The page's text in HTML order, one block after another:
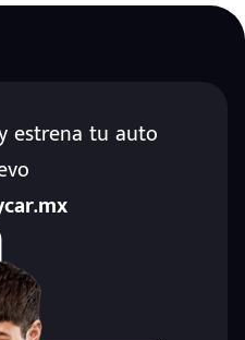
estrena tu auto